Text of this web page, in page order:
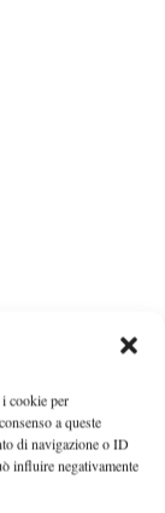
cookie per
a queste
di navigazione o ID
influire negativamente